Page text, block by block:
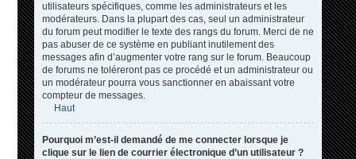
utilisateurs spécifiques, comme les administrateurs et les
modérateurs. Dans la plupart des cas, seul un administrateur
du forum peut modifier le texte des rangs du forum. Merci de ne
pas abuser de ce système en publiant inutilement des
messages afin d’augmenter votre rang sur le forum. Beaucoup
de forums ne toléreront pas ce procédé et un administrateur ou
un modérateur pourra vous sanctionner en abaissant votre
compteur de messages.
Haut
Pourquoi m’est-il demandé de me connecter lorsque je
clique sur le lien de courrier électronique d’un utilisateur ?